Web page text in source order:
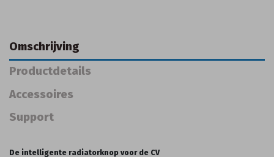
Omschrijving
Productdetails
Accessoires
Support
De intelligente radiatorknop voor de CV